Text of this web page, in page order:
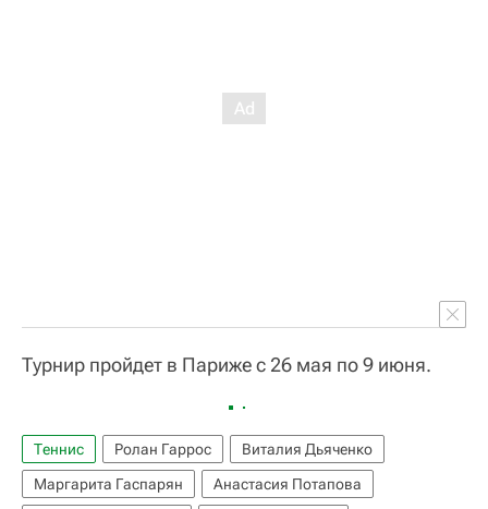
Турнир пройдет в Париже с 26 мая по 9 июня.
Теннис Ролан Гаррос
Виталия Дьяченко
Маргарита Гаспарян
Анастасия Потапова